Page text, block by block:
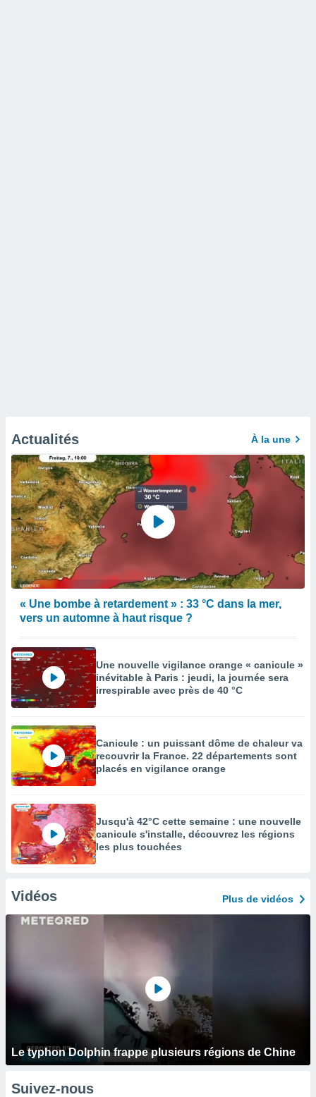
Actualités À la une
« Une bombe à retardement » : 33 °C dans la mer,
vers un automne à haut risque ?
Une nouvelle vigilance orange « canicule »
inévitable à Paris : jeudi, la journée sera
irrespirable avec près de 40 °C
Canicule : un puissant dôme de chaleur va
recouvrir la France. 22 départements sont
placés en vigilance orange
Jusqu'à 42°C cette semaine : une nouvelle
canicule s'installe, découvrez les régions
les plus touchées
Vidéos Plus de vidéos
Le typhon Dolphin frappe plusieurs régions de Chine
Suivez-nous